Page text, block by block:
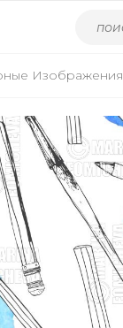
Изображения